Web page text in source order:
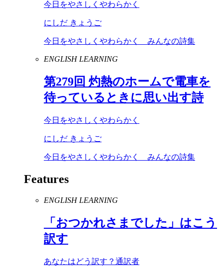
今日をやさしくやわらかく
にしだ きょうご
今日をやさしくやわらかく みんなの詩集
ENGLISH LEARNING
第279回 灼熱のホームで電車を
待っているときに思い出す詩
今日をやさしくやわらかく
にしだ きょうご
今日をやさしくやわらかく みんなの詩集
Features
ENGLISH LEARNING
「おつかれさまでした」はこう
訳す
あなたはどう訳す？通訳者